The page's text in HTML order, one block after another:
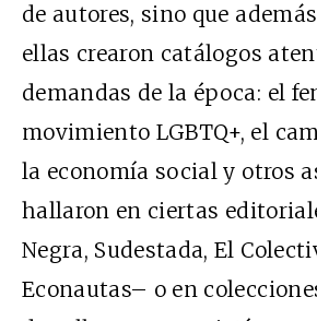
de autores, sino que
ellas crearon catálogos
demandas de la época: el
movimiento LGBTQ+, el
la economía social y otros
hallaron en ciertas
Negra, Sudestada, El
Econautas– o en